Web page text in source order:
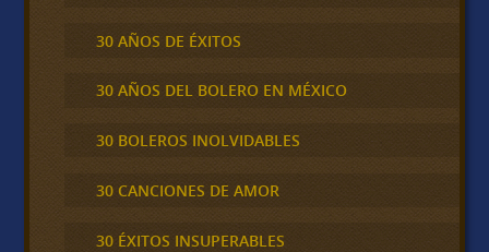
30 AÑOS DE ÉXITOS
30 AÑOS DEL BOLERO EN MÉXICO
30 BOLEROS INOLVIDABLES
30 CANCIONES DE AMOR
30 ÉXITOS INSUPERABLES